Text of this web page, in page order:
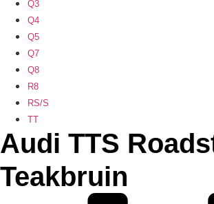
Q3
Q4
Q5
Q7
Q8
R8
RS/S
TT
Audi TTS
Teakbruin